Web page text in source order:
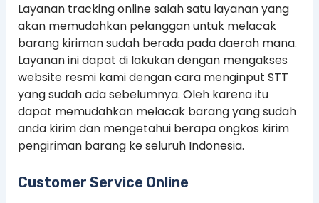
Layanan tracking online salah satu layanan yang
akan memudahkan pelanggan untuk melacak
barang kiriman sudah berada pada daerah mana.
Layanan ini dapat di lakukan dengan mengakses
website resmi kami dengan cara menginput STT
yang sudah ada sebelumnya. Oleh karena itu
dapat memudahkan melacak barang yang sudah
anda kirim dan mengetahui berapa ongkos kirim
pengiriman barang ke seluruh Indonesia.
Customer Service Online